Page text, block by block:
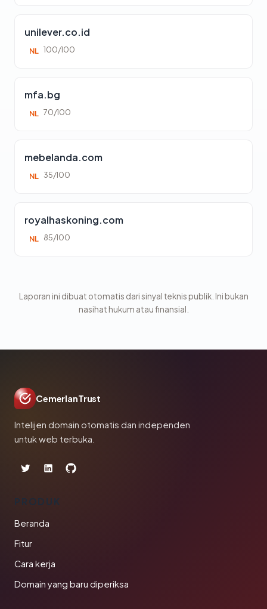
unilever.co.id
NL 100/100
mfa.bg
NL 70/100
mebelanda.com
NL 35/100
royalhaskoning.com
NL 85/100
Laporan ini dibuat otomatis dari sinyal teknis publik. Ini bukan
nasihat hukum atau finansial.
CemerlanTrust
Intelijen domain otomatis dan independen
untuk web terbuka.
PRODUK
Beranda
Fitur
Cara kerja
Domain yang baru diperiksa